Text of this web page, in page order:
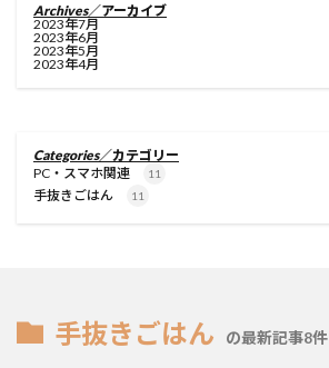
Archives／アーカイブ
2023年7月
2023年6月
2023年5月
2023年4月
Categories／カテゴリー
PC・スマホ関連
11
手抜きごはん 11
手抜きごはん の最新記事8件